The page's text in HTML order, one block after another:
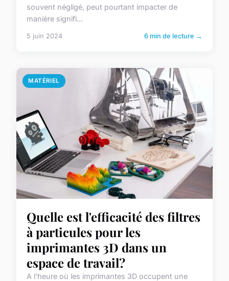
souvent négligé, peut pourtant impacter de
manière signifi...
5 juin 2024 6 min de lecture →
MATÉRIEL
Quelle est l'efficacité des filtres
à particules pour les
imprimantes 3D dans un
espace de travail?
A l'heure où les imprimantes 3D occupent une